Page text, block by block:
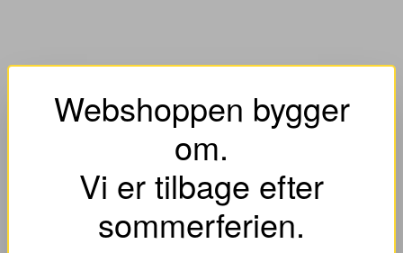
Webshoppen bygger
om.
Vi er tilbage efter
sommerferien.